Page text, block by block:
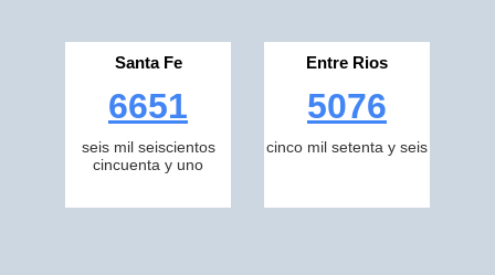
Santa Fe
6651
seis mil seiscientos
cincuenta y uno
Entre Rios
5076
cinco mil setenta y seis